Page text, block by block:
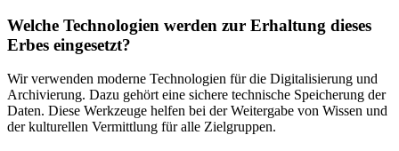
Welche Technologien werden zur Erhaltung dieses
Erbes eingesetzt?
Wir verwenden moderne Technologien für die Digitalisierung und
Archivierung. Dazu gehört eine sichere technische Speicherung der
Daten. Diese Werkzeuge helfen bei der Weitergabe von Wissen und
der kulturellen Vermittlung für alle Zielgruppen.